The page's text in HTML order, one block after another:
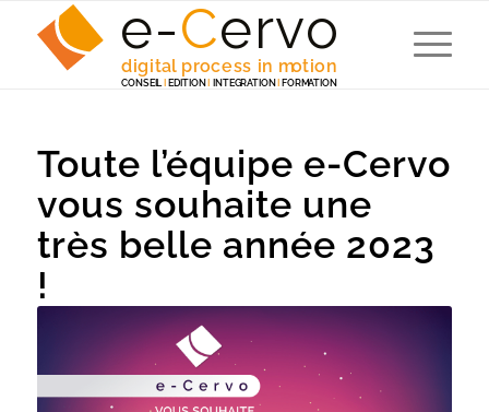
e-Cervo
digital process in motion
CONSEIL EDITION INTEGRATION FORMATION
Toute l’équipe e-Cervo
vous souhaite une
très belle année 2023
!